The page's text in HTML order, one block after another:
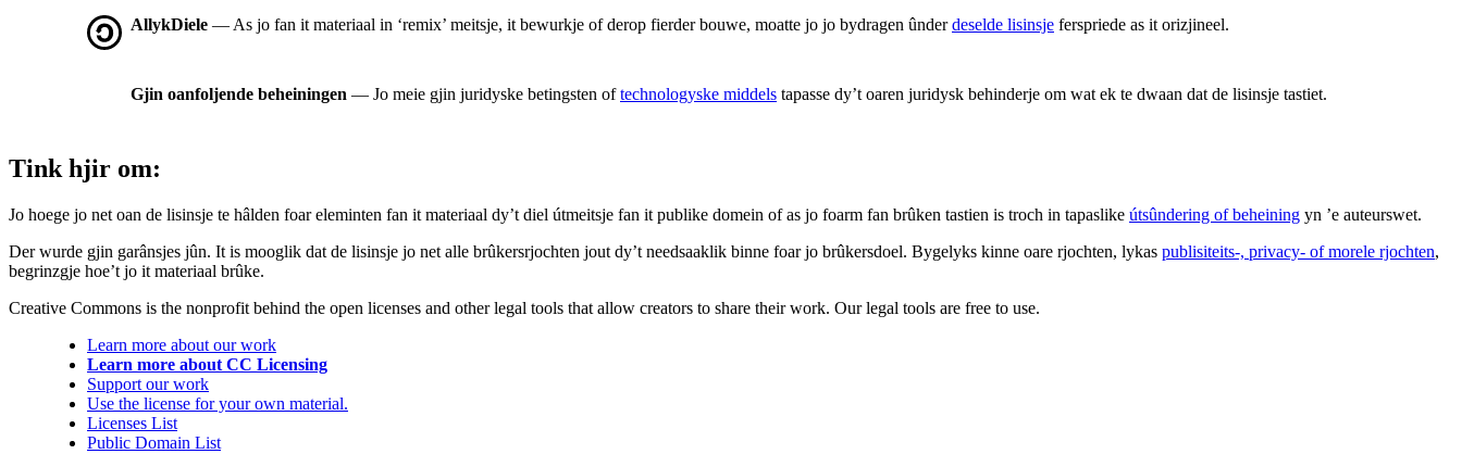
AllykDiele — As jo fan it materiaal in ‘remix’ meitsje, it bewurkje of derop fierder bouwe, moatte jo jo bydragen ûnderdeselde lisinsje ferspriede as it orizjineel.
Gjin oanfoljende beheiningen — Jo meie gjin juridyske betingsten oftechnologyske middels tapasse dy’t oaren juridysk behinderje om wat ek te dwaan dat de lisinsje tastiet.
Tink hjir om:
Jo hoege jo net oan de lisinsje te hâlden foar eleminten fan it materiaal dy’t diel útmeitsje fan it publike domein of as jo foarm fan brûken tastien is troch in tapaslike útsûndering of beheining yn ’e auteurswet.
Der wurde gjin garânsjes jûn. It is mooglik dat de lisinsje jo net alle brûkersrjochten jout dy’t needsaaklik binne foar jo brûkersdoel. Bygelyks kinne oare rjochten, lykas publisiteits-, privacy- of morele rjochten,
begrinzgje hoe’t jo it materiaal brûke.
Creative Commons is the nonprofit behind the open licenses and other legal tools that allow creators to share their work. Our legal tools are free to use.
Learn more about our work
Learn more about CC Licensing
Support our work
Use the license for your own material.
Licenses List
Public Domain List